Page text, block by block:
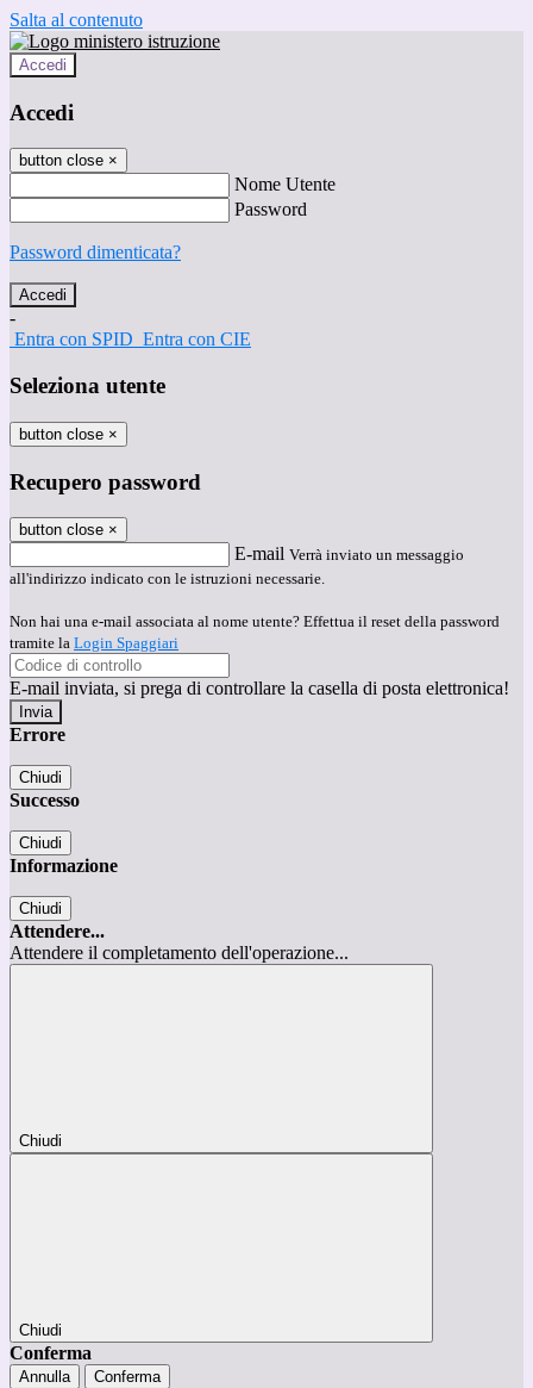
Salta al contenuto
Accedi
Accedi
button close ×
Nome Utente
Password
Password dimenticata?
-
Entra con SPID Entra con CIE
Seleziona utente
button close ×
Recupero password
button close ×
E-mail Verrà inviato un messaggio
all'indirizzo indicato con le istruzioni necessarie.
Non hai una e-mail associata al nome utente? Effettua il reset della password
tramite la Login Spaggiari
E-mail inviata, si prega di controllare la casella di posta elettronica!
Errore
Chiudi
Successo
Chiudi
Informazione
Chiudi
Attendere...
Attendere il completamento dell'operazione...
Chiudi
Chiudi
Conferma
Annulla Conferma